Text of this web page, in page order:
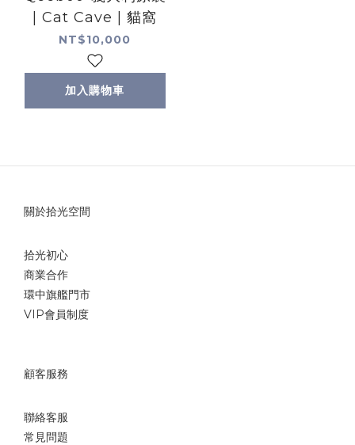
| Cat Cave | 貓窩
NT$10,000
加入購物車
關於拾光空間
拾光初心
商業合作
環中旗艦門市
VIP會員制度
顧客服務
聯絡客服
常見問題